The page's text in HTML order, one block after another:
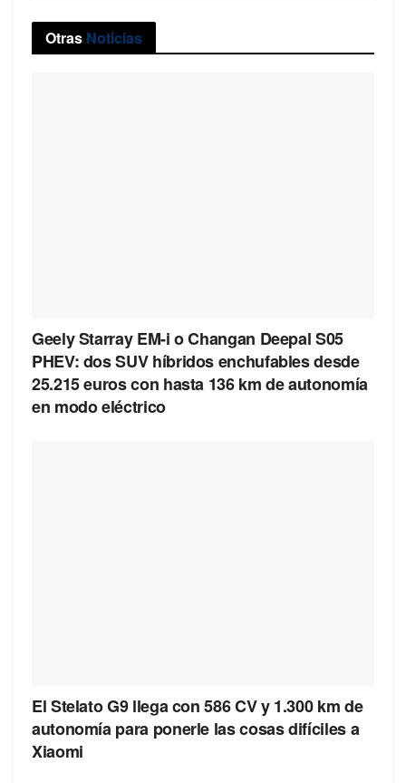
Otras Noticias
Geely Starray EM-i o Changan Deepal S05
PHEV: dos SUV híbridos enchufables desde
25.215 euros con hasta 136 km de autonomía
en modo eléctrico
El Stelato G9 llega con 586 CV y 1.300 km de
autonomía para ponerle las cosas difíciles a
Xiaomi